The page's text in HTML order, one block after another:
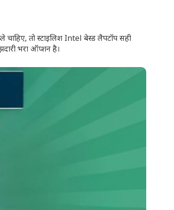
चाहिए, तो स्टाइलिश Intel बेस्ड लैपटॉप सही
भरा ऑप्शन है।